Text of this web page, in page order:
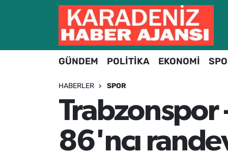
GÜNDEM POLİTİKA EKONOMİ
HABERLER SPOR
86'ncı
Hava Durumu
Trafik Durumu
Süper Lig Puan Durumu ve Fikstür
Tüm Manşetler
Son Dakika Haberleri